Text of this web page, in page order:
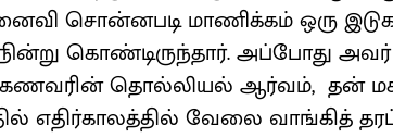
சொன்னபடி மாணிக்கம் ஒரு
கொண்டிருந்தார். அப்போது
கணவரின் தொல்லியல் ஆர்வம், தன்
எதிர்காலத்தில் வேலை வாங்கித்